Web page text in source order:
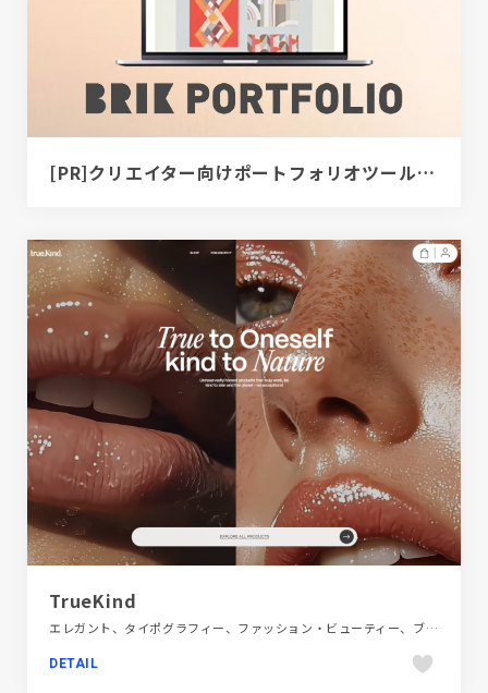
[PR]クリエイター向けポートフォリオツール｜BRIK PORTFOLIO
TrueKind
エレガント、タイポグラフィー、ファッション・ビューティー、ブランド・サービスサイト、ベージュ・ゴールド系、大きめ写真
DETAIL